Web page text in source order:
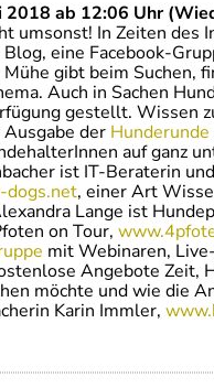
2018 ab 12:06 Uhr
umsonst! In Zeiten des
eine Facebook-
gibt beim Suchen,
Auch in Sachen
gestellt. Wissen
der Hunderunde
auf ganz
ist IT-Beraterin
dogs.net, einer Art
Lange ist
on Tour,
mit Webinaren,
Angebote Zeit,
möchte und wie die
Karin Immler,